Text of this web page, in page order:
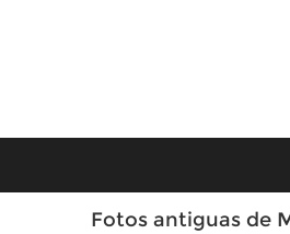
Fotos antiguas de